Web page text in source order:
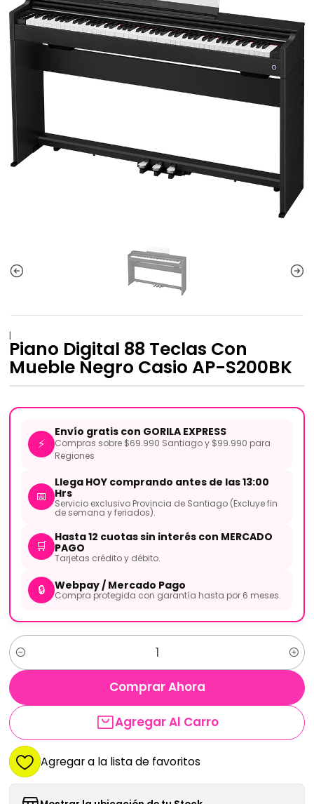
|
Piano Digital 88 Teclas Con
Mueble Negro Casio AP-S200BK
⚡
Envío gratis con GORILA EXPRESS
Compras sobre $69.990 Santiago y $99.990 para
Regiones
📅
Llega HOY comprando antes de las 13:00
Hrs
Servicio exclusivo Provincia de Santiago (Excluye fin
de semana y feriados).
🛒
Hasta 12 cuotas sin interés con MERCADO
PAGO
Tarjetas crédito y débito.
🔒 Webpay / Mercado Pago
Compra protegida con garantía hasta por 6 meses.
Cantidad
Agregar Al Carro
Comprar Ahora
Agregar a la lista de favoritos